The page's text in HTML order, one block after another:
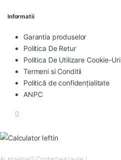
Informatii
Garantia produselor
Politica De Retur
Politica De Utilizare Cookie-Uri
Termeni si Conditii
Politică de confidențialitate
ANPC